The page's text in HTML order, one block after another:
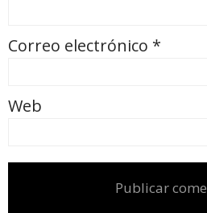
Correo electrónico *
Web